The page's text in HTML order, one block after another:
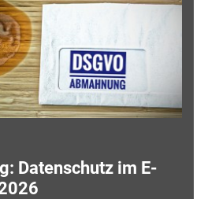
Datenschutz im E-